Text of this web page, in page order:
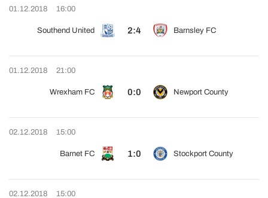
01.12.2018 16:00
Southend United 2:4 Barnsley FC
01.12.2018 21:00
Wrexham FC 0:0 Newport County
02.12.2018 15:00
Barnet FC 1:0 Stockport County
02.12.2018 15:00